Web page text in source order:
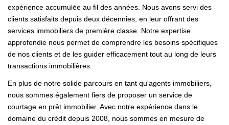
expérience accumulée au fil des années. Nous avons servi des
clients satisfaits depuis deux décennies, en leur offrant des
services immobiliers de première classe. Notre expertise
approfondie nous permet de comprendre les besoins spécifiques
de nos clients et de les guider efficacement tout au long de leurs
transactions immobilières.
En plus de notre solide parcours en tant qu'agents immobiliers,
nous sommes également fiers de proposer un service de
courtage en prêt immobilier. Avec notre expérience dans le
domaine du crédit depuis 2008, nous sommes en mesure de